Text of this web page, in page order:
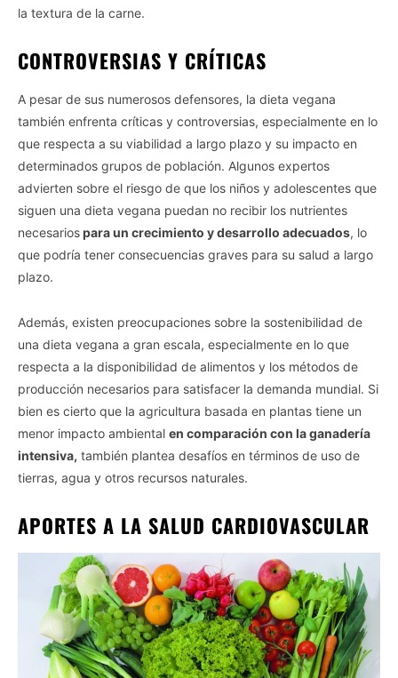
la textura de la carne.
CONTROVERSIAS Y CRÍTICAS
A pesar de sus numerosos defensores, la dieta vegana
también enfrenta críticas y controversias, especialmente en lo
que respecta a su viabilidad a largo plazo y su impacto en
determinados grupos de población. Algunos expertos
advierten sobre el riesgo de que los niños y adolescentes que
siguen una dieta vegana puedan no recibir los nutrientes
necesariospara un crecimiento y desarrollo adecuados, lo
que podría tener consecuencias graves para su salud a largo
plazo.
Además, existen preocupaciones sobre la sostenibilidad de
una dieta vegana a gran escala, especialmente en lo que
respecta a la disponibilidad de alimentos y los métodos de
producción necesarios para satisfacer la demanda mundial. Si
bien es cierto que la agricultura basada en plantas tiene un
menor impacto ambiental en comparación con la ganadería
intensiva, también plantea desafíos en términos de uso de
tierras, agua y otros recursos naturales.
APORTES A LA SALUD CARDIOVASCULAR